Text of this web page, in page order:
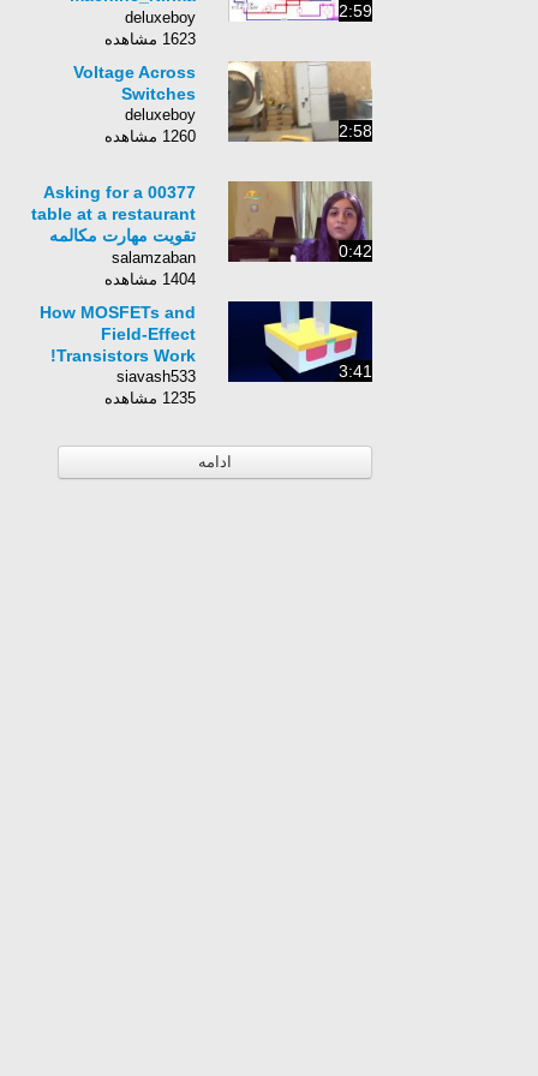
2:59
University
deluxeboy
1623 مشاهده
2:58
Voltage Across
Switches
deluxeboy
1260 مشاهده
0:42
00377 Asking for a
table at a restaurant
تقویت مهارت مکالمه
زبان انگلیسی
salamzaban
1404 مشاهده
3:41
How MOSFETs and
Field-Effect
Transistors Work!
siavash533
1235 مشاهده
ادامه